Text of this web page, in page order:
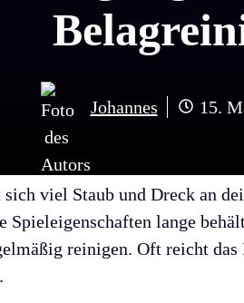
Johannes 15.
viel Staub und Dreck an
Spieleigenschaften lange
reinigen. Oft reicht